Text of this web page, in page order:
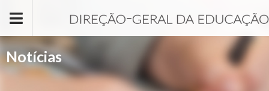
Notícias